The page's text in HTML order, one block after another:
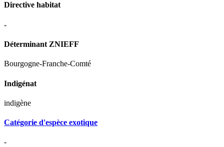
Directive habitat
-
Déterminant ZNIEFF
Bourgogne-Franche-Comté
Indigénat
indigène
Catégorie d'espèce exotique
-